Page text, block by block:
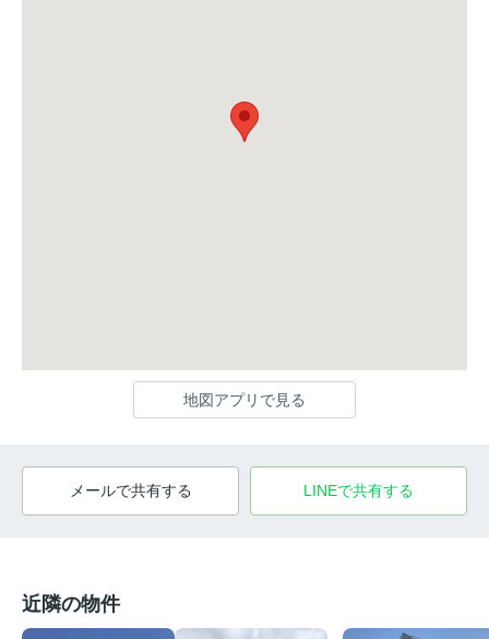
地図アプリで見る
メールで共有する LINEで共有する
近隣の物件